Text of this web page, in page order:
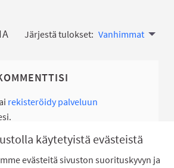
käytetyistä evästeistä
evästeitä sivuston suorituskyvyn ja
Järjestä tulokset: Vanhimmat
rekisteröidy palveluun